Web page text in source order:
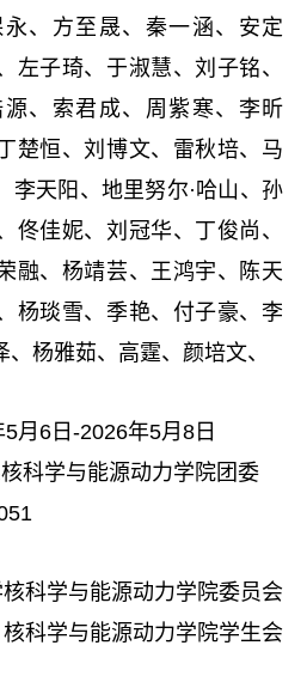
、方至晟、秦一涵、安定
左子琦、于淑慧、刘子铭、
、索君成、周紫寒、李昕
楚恒、刘博文、雷秋培、马
李天阳、地里努尔·哈山、孙
佟佳妮、刘冠华、丁俊尚、
融、杨靖芸、王鸿宇、陈天
杨琰雪、季艳、付子豪、李
杨雅茹、高霆、颜培文、
月6日-2026年5月8日
科学与能源动力学院团委
科学与能源动力学院委员会
核科学与能源动力学院学生会